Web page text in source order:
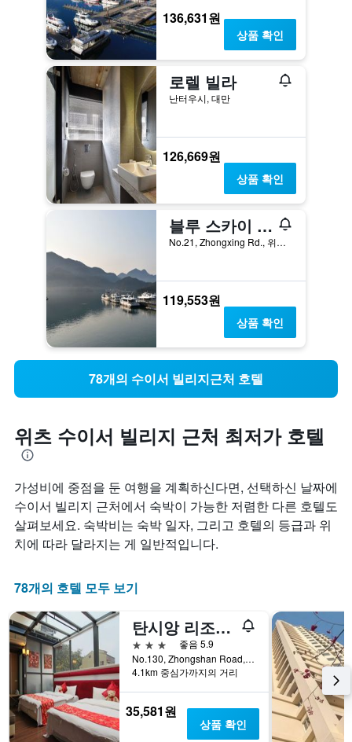
136,631원
상품 확인
로렐 빌라
난터우시, 대만
126,669원
상품 확인
블루 스카이 베이 B&B
No.21, Zhongxing Rd., 위츠, 대만
119,553원
상품 확인
78개의 수이서 빌리지근처 호텔
위츠 수이서 빌리지 근처 최저가 호텔
​가성비에 중점을 둔 여행을 계획하신다면, 선택하신 날짜에
수이서 빌리지 근처에서 숙박이 가능한 저렴한 다른 호텔도
살펴보세요. 숙박비는 숙박 일자, 그리고 호텔의 등급과 위
치에 따라 달라지는 게 일반적입니다.
78개의 호텔 모두 보기
탄시앙 리조트 호텔 선 문 레이크 하버 - 선 문 레이크 부두
3성급
좋음 5.9
No.130, Zhongshan Road, 위츠, 대만
4.1km 중심가까지의 거리
35,581원
상품 확인